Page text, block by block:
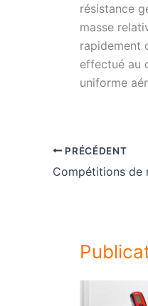
résistance
masse
rapidement
effectué au
uniforme
PRÉCÉDENT
Compétitions de